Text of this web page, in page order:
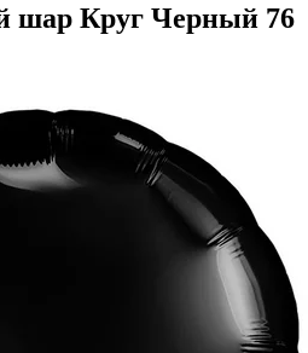
шар Круг Черный 76